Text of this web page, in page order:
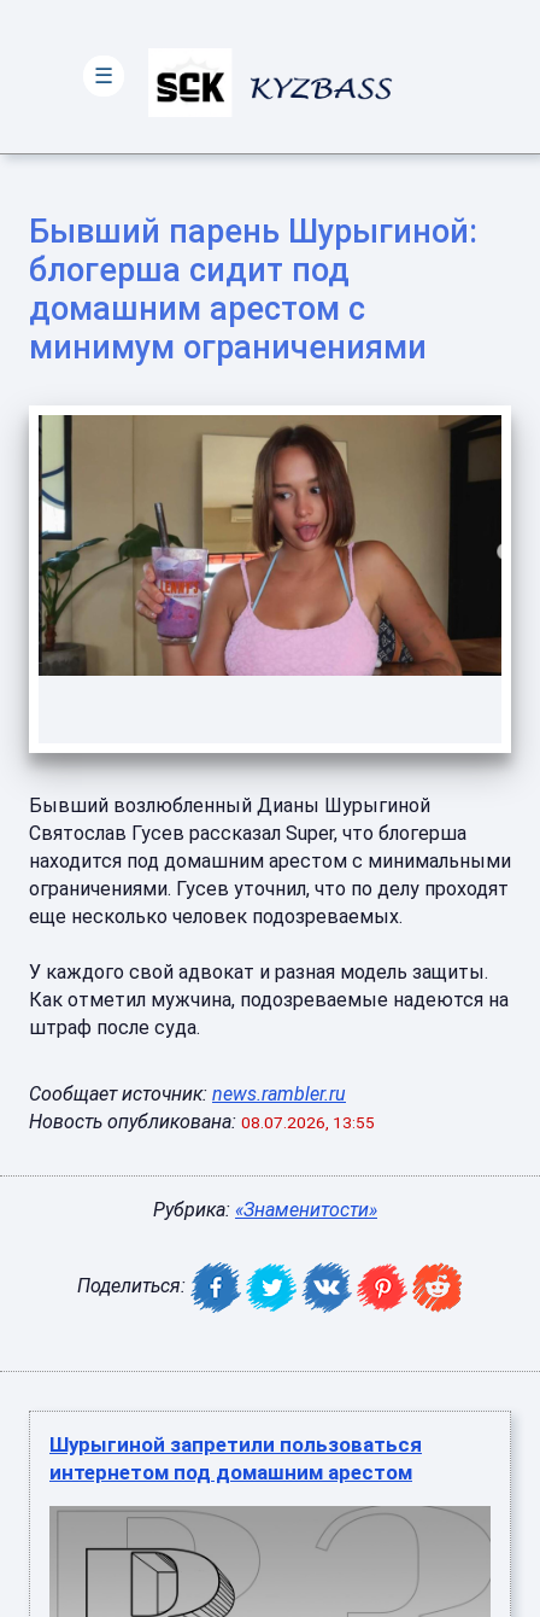
Бывший парень Шурыгиной:
блогерша сидит под
домашним арестом с
минимум ограничениями
Бывший возлюбленный Дианы Шурыгиной
Святослав Гусев рассказал Super, что блогерша
находится под домашним арестом с минимальными
ограничениями. Гусев уточнил, что по делу проходят
еще несколько человек подозреваемых.
У каждого свой адвокат и разная модель защиты.
Как отметил мужчина, подозреваемые надеются на
штраф после суда.
Сообщает источник: news.rambler.ru
Новость опубликована: 08.07.2026, 13:55
Рубрика: «Знаменитости»
Поделиться:
Шурыгиной запретили пользоваться
интернетом под домашним арестом
☰